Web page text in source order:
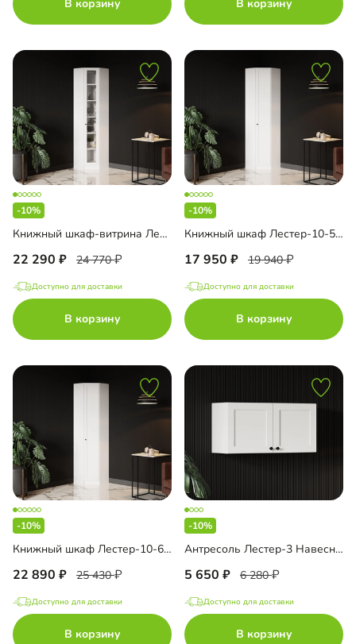
В корзину В корзину
-10%
Книжный шкаф-витрина Лестер-9-600 угловой
22 290 24 770
Доступно для доставки
В корзину
-10%
Книжный шкаф Лестер-10-500 угловой
17 950 19 940
Доступно для доставки
В корзину
-10%
Книжный шкаф Лестер-10-600 угловой
22 890 25 430
Доступно для доставки
В корзину
-10%
Антресоль Лестер-3 Навесная
5 650 6 280
Доступно для доставки
В корзину